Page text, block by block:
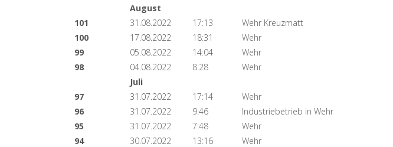
August
101
31.08.2022 17:13 Wehr Kreuzmatt
100
17.08.2022 18:31 Wehr
99
05.08.2022 14:04 Wehr
98
04.08.2022 8:28 Wehr
Juli
97
31.07.2022 17:14 Wehr
96
31.07.2022 9:46 Industriebetrieb in Wehr
95
31.07.2022 7:48 Wehr
94
30.07.2022 13:16 Wehr